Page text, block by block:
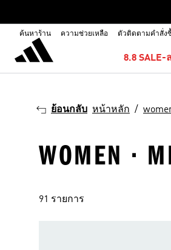
ค้นหาร้าน ความช่วยเหลือ ตัวติดตามคำสั่ง
8.8 SALE-
ย้อนกลับ หน้าหลัก
WOMEN ·
91 รายการ